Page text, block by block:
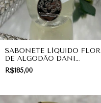
SABONETE LÍQUIDO FLOR
DE ALGODÃO DANI
FERNANDES
R$185,00